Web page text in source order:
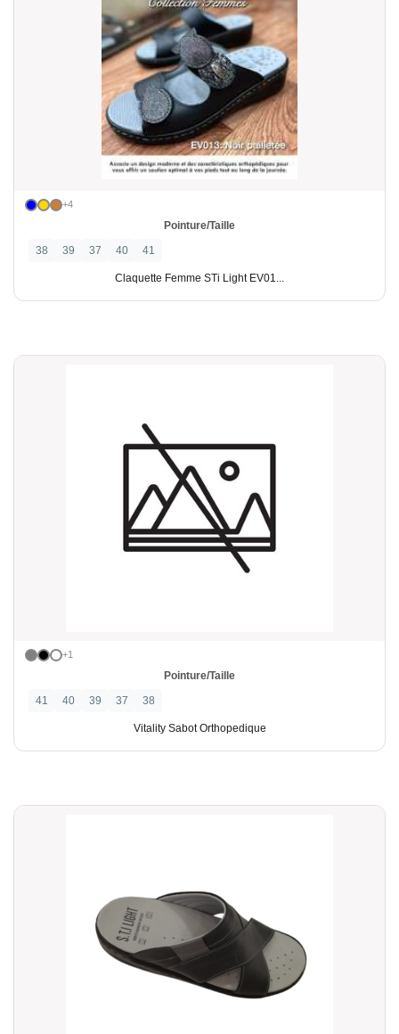
+4
Pointure/Taille
38
39 37 40 41
Claquette Femme STi Light EV01...
+1
Pointure/Taille
41
40 39 37 38
Vitality Sabot Orthopedique